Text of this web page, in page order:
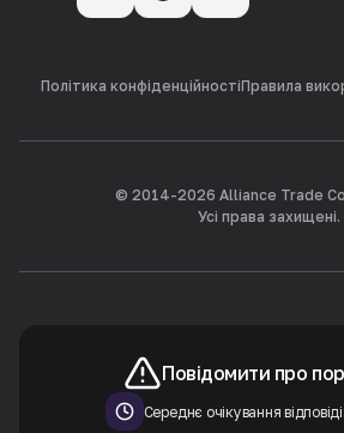
Політика конфіденційностіПравила
© 2014-2026 Alliance Trade
Усі права захищені.
Повідомити про
Середнє очікування відповіді: